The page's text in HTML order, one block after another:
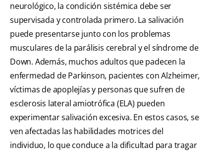
neurológico, la condición sistémica debe ser
supervisada y controlada primero. La salivación
puede presentarse junto con los problemas
musculares de la parálisis cerebral y el síndrome de
Down. Además, muchos adultos que padecen la
enfermedad de Parkinson, pacientes con Alzheimer,
víctimas de apoplejías y personas que sufren de
esclerosis lateral amiotrófica (ELA) pueden
experimentar salivación excesiva. En estos casos, se
ven afectadas las habilidades motrices del
individuo, lo que conduce a la dificultad para tragar